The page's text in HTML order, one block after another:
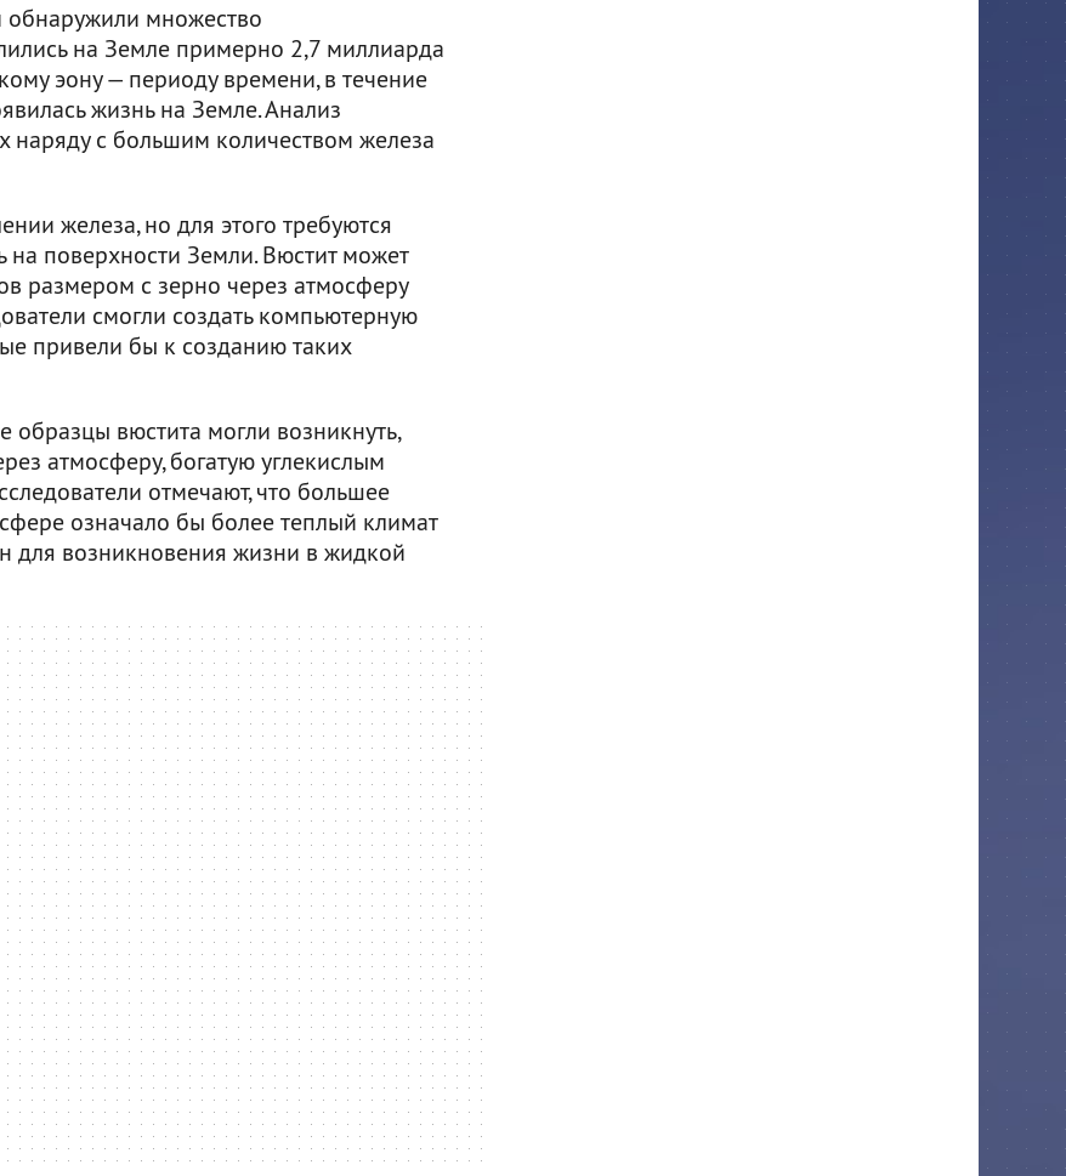
обнаружили множество
на Земле примерно 2,7 миллиарда
эону — периоду времени, в течение
жизнь на Земле. Анализ
наряду с большим количеством железа
железа, но для этого требуются
на поверхности Земли. Вюстит может
размером с зерно через атмосферу
смогли создать компьютерную
привели бы к созданию таких
вюстита могли возникнуть,
атмосферу, богатую углекислым
отмечают, что большее
означало бы более теплый климат
для возникновения жизни в жидкой